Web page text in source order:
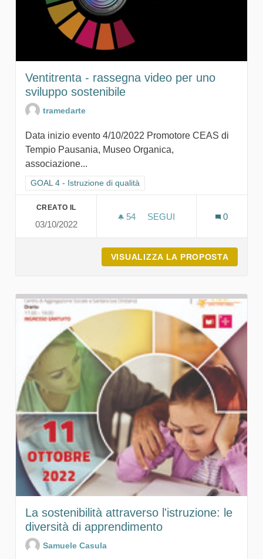
Ventitrenta - rassegna video per uno
sviluppo sostenibile
tramedarte
Data inizio evento 4/10/2022 Promotore CEAS di
Tempio Pausania, Museo Organica,
associazione...
Filtra i risultati per categoria: GOAL 4 - Istruzione di qualità
GOAL 4 - Istruzione di qualità
CREATO IL
03/10/2022
54 54 SOSTENITORI
SEGUI
0
VISUALIZZA LA PROPOSTA
La sostenibilità attraverso l'istruzione: le
diversità di apprendimento
Samuele Casula